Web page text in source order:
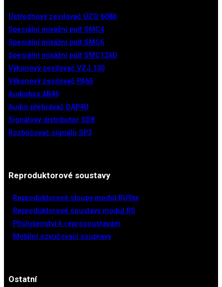
Ústřednový zesilovač ÚZO 608A
Speciální mixážní pult SMC4
Speciální mixážní pult SMC6
Speciální mixážní pult SMC12AD
Výkonový zesilovač VZJ 130
Výkonový zesilovač PA65
Audiobox AB46
Audio přehrávač DAP4U
Signálový distributor SD8
Rozbočovač signálu​ SP3
Reproduktorové soustavy
Reproduktorové sloupy​ modul RU9xx
Reproduktorové soustavy modul RS
Příslušenství k reprosoustavám
Mobilní ozvučovací soupravy
Ostatní